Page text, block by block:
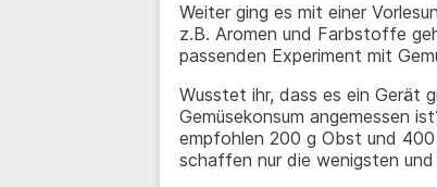
Weiter ging es mit einer
z.B. Aromen und Farbstoffe
passenden Experiment mit
Wusstet ihr, dass es ein Gerät
Gemüsekonsum angemessen
empfohlen 200 g Obst und
schaffen nur die wenigsten